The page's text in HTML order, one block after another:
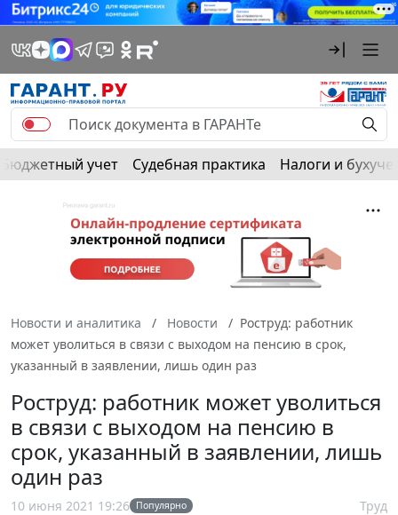
Бюджетный учет Судебная практика Налоги и
Новости и аналитика Новости
Роструд: работник
может уволиться в связи с выходом на пенсию в срок,
указанный в заявлении, лишь один раз
Роструд: работник может уволиться
в связи с выходом на пенсию в
срок, указанный в заявлении, лишь
один раз
10 июня 2021 19:26 Популярно Труд